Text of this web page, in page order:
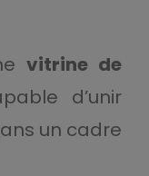
vitrine de
d’unir
un cadre